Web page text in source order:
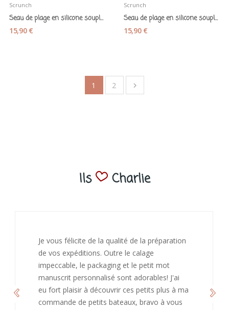
Scrunch
Seau de plage en silicone souple "Scrunch lilas"
15,90 €
Scrunch
Seau de plage en silicone souple "Scrunch rose"
15,90 €
1 2 
Ils Charlie
J’ai adoré ouvrir ce paquet votre message est
bienveillant et fait plaisir. Je ne manquerai pas
de recommandé chez vous. Bonne
continuation et merci à vous.
Caroline